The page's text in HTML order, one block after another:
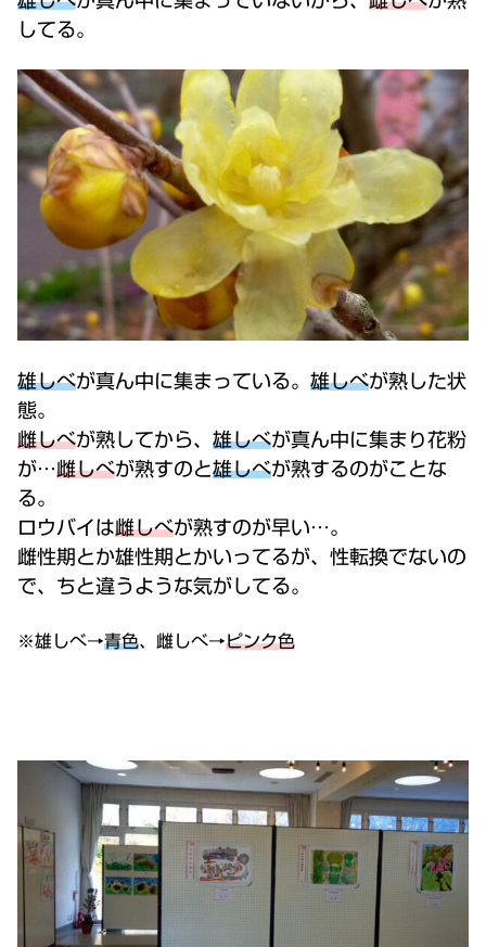
してる。
雄しべが真ん中に集まっている。 雄しべが熟した状
態。
雌しべが熟してから、 雄しべが真ん中に集まり花粉
が…雌しべが熟すのと雄しべが熟するのがことな
る。
ロウバイは雌しべが熟すのが早い…。
雌性期とか雄性期とかいってるが、性転換でないの
で、ちと違うような気がしてる。
※雄しべ→青色、雌しべ→ピンク色